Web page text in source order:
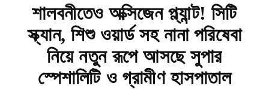
শালবনীতেও অক্সিজেন প্ল্যান্ট! সিটি
স্ক্যান, শিশু ওয়ার্ড সহ নানা পরিষেবা
নিয়ে নতুন রূপে আসছে সুপার
স্পেশালিটি ও গ্রামীণ হাসপাতাল